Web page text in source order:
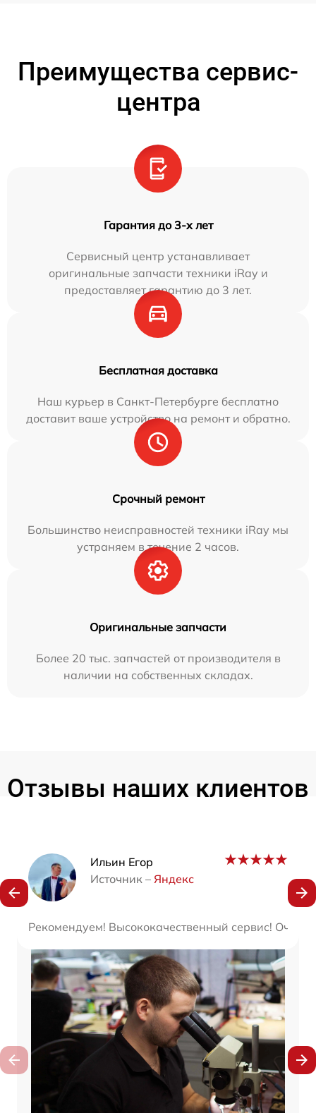
Преимущества сервис-
центра
Гарантия до 3-х лет
Сервисный центр устанавливает
оригинальные запчасти техники iRay и
предоставляет гарантию до 3 лет.
Бесплатная доставка
Наш курьер в Санкт-Петербурге бесплатно
доставит ваше устройство на ремонт и обратно.
Срочный ремонт
Большинство неисправностей техники iRay мы
устраняем в течение 2 часов.
Оригинальные запчасти
Более 20 тыс. запчастей от производителя в
наличии на собственных складах.
Отзывы наших клиентов
Ильин Егор
Источник – Яндекс
Рекомендуем! Высококачественный сервис! Очень
Наши мастера